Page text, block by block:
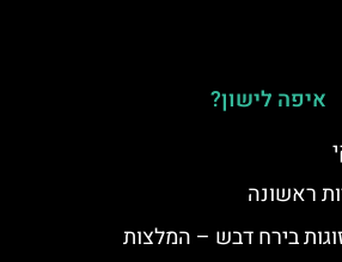
איפה לישון?
ראשונה
בירח דבש – המלצות